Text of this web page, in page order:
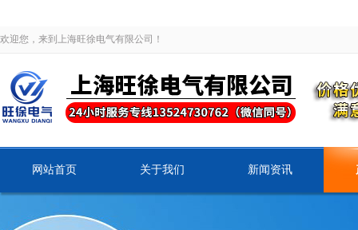
欢迎您，来到上海旺徐电气有限公司！
网站首页 关于我们 新闻资讯